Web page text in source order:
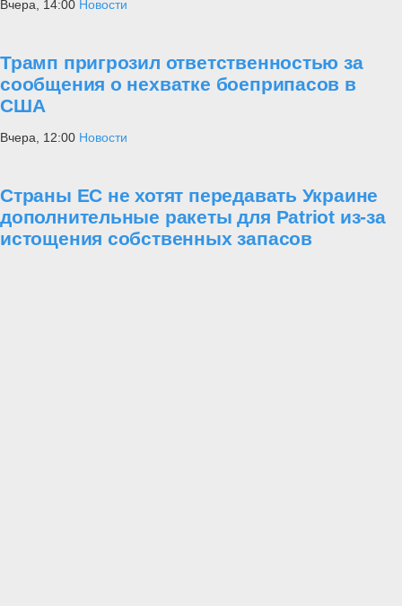
Вчера, 14:00 Новости
Трамп пригрозил ответственностью за
сообщения о нехватке боеприпасов в
США
Вчера, 12:00 Новости
Страны ЕС не хотят передавать Украине
дополнительные ракеты для Patriot из-за
истощения собственных запасов